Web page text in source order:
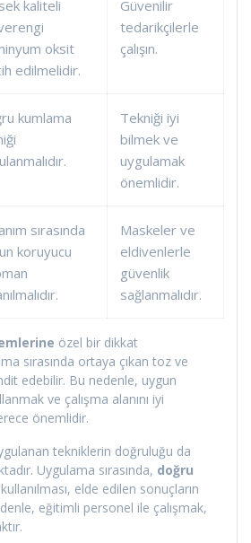
kaliteli
oksit
edilmelidir.
Güvenilir
tedarikçilerle
çalışın.
kumlama
Tekniği iyi
bilmek ve
uygulamak
önemlidir.
sırasında
koruyucu
Maskeler ve
eldivenlerle
güvenlik
sağlanmalıdır.
özel bir dikkat
sırasında ortaya çıkan toz ve
edebilir. Bu nedenle, uygun
ve çalışma alanını iyi
önemlidir.
tekniklerin doğruluğu da
Uygulama sırasında, doğru
elde edilen sonuçların
eğitimli personel ile çalışmak,